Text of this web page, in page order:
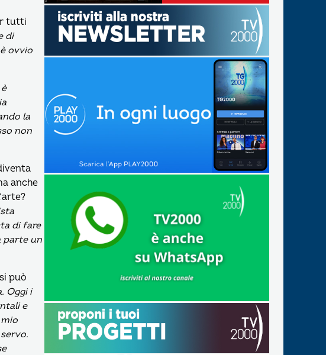
tutti
di
ovvio
la
non
anche
di fare
parte un
può
Oggi i
e